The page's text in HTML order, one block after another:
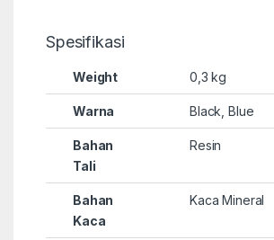
Spesifikasi
Weight 0,3 kg
Warna Black, Blue
Bahan
Tali
Resin
Bahan
Kaca
Kaca Mineral